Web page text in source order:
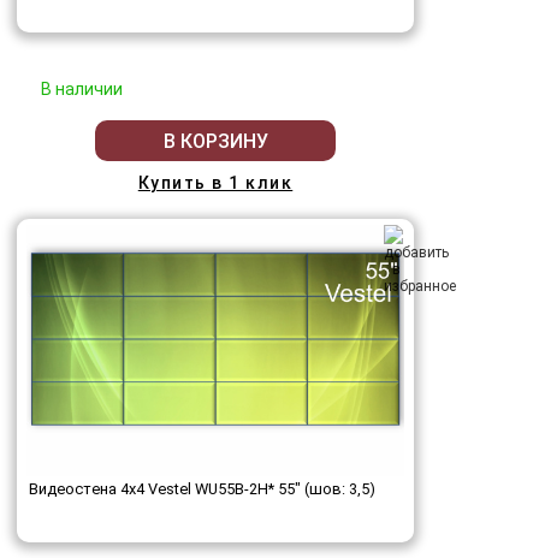
В наличии
В КОРЗИНУ
Купить в 1 клик
Видеостена 4x4 Vestel WU55B-2H* 55" (шов: 3,5)